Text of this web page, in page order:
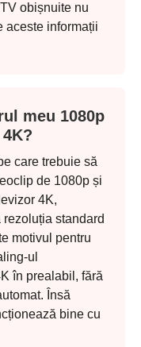
obișnuite nu
aceste informații
meu 1080p
care trebuie să
de 1080p și
4K,
standard
motivul pentru
ul
în prealabil, fără
Însă
bine cu